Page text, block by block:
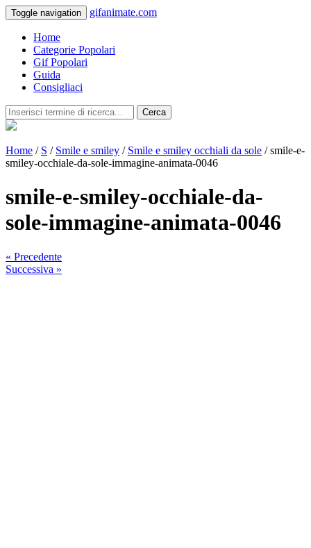
Toggle navigation gifanimate.com
Home
Categorie Popolari
Gif Popolari
Guida
Consigliaci
Cerca
Home / S / Smile e smiley / Smile e smiley occhiali da sole / smile-e-
smiley-occhiale-da-sole-immagine-animata-0046
smile-e-smiley-occhiale-da-
sole-immagine-animata-0046
« Precedente
Successiva »